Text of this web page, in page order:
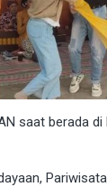
saat berada